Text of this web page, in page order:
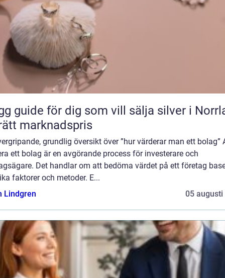
guide för dig som vill sälja silver i
marknadspris
grundlig översikt över ”hur värderar man ett bolag”
ett bolag är en avgörande process för investerare och
Det handlar om att bedöma värdet på ett företag
faktorer och metoder. E...
Lindgren
05 augusti